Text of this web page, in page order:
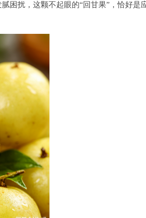
困扰，这颗不起眼的“回甘果”，恰好是